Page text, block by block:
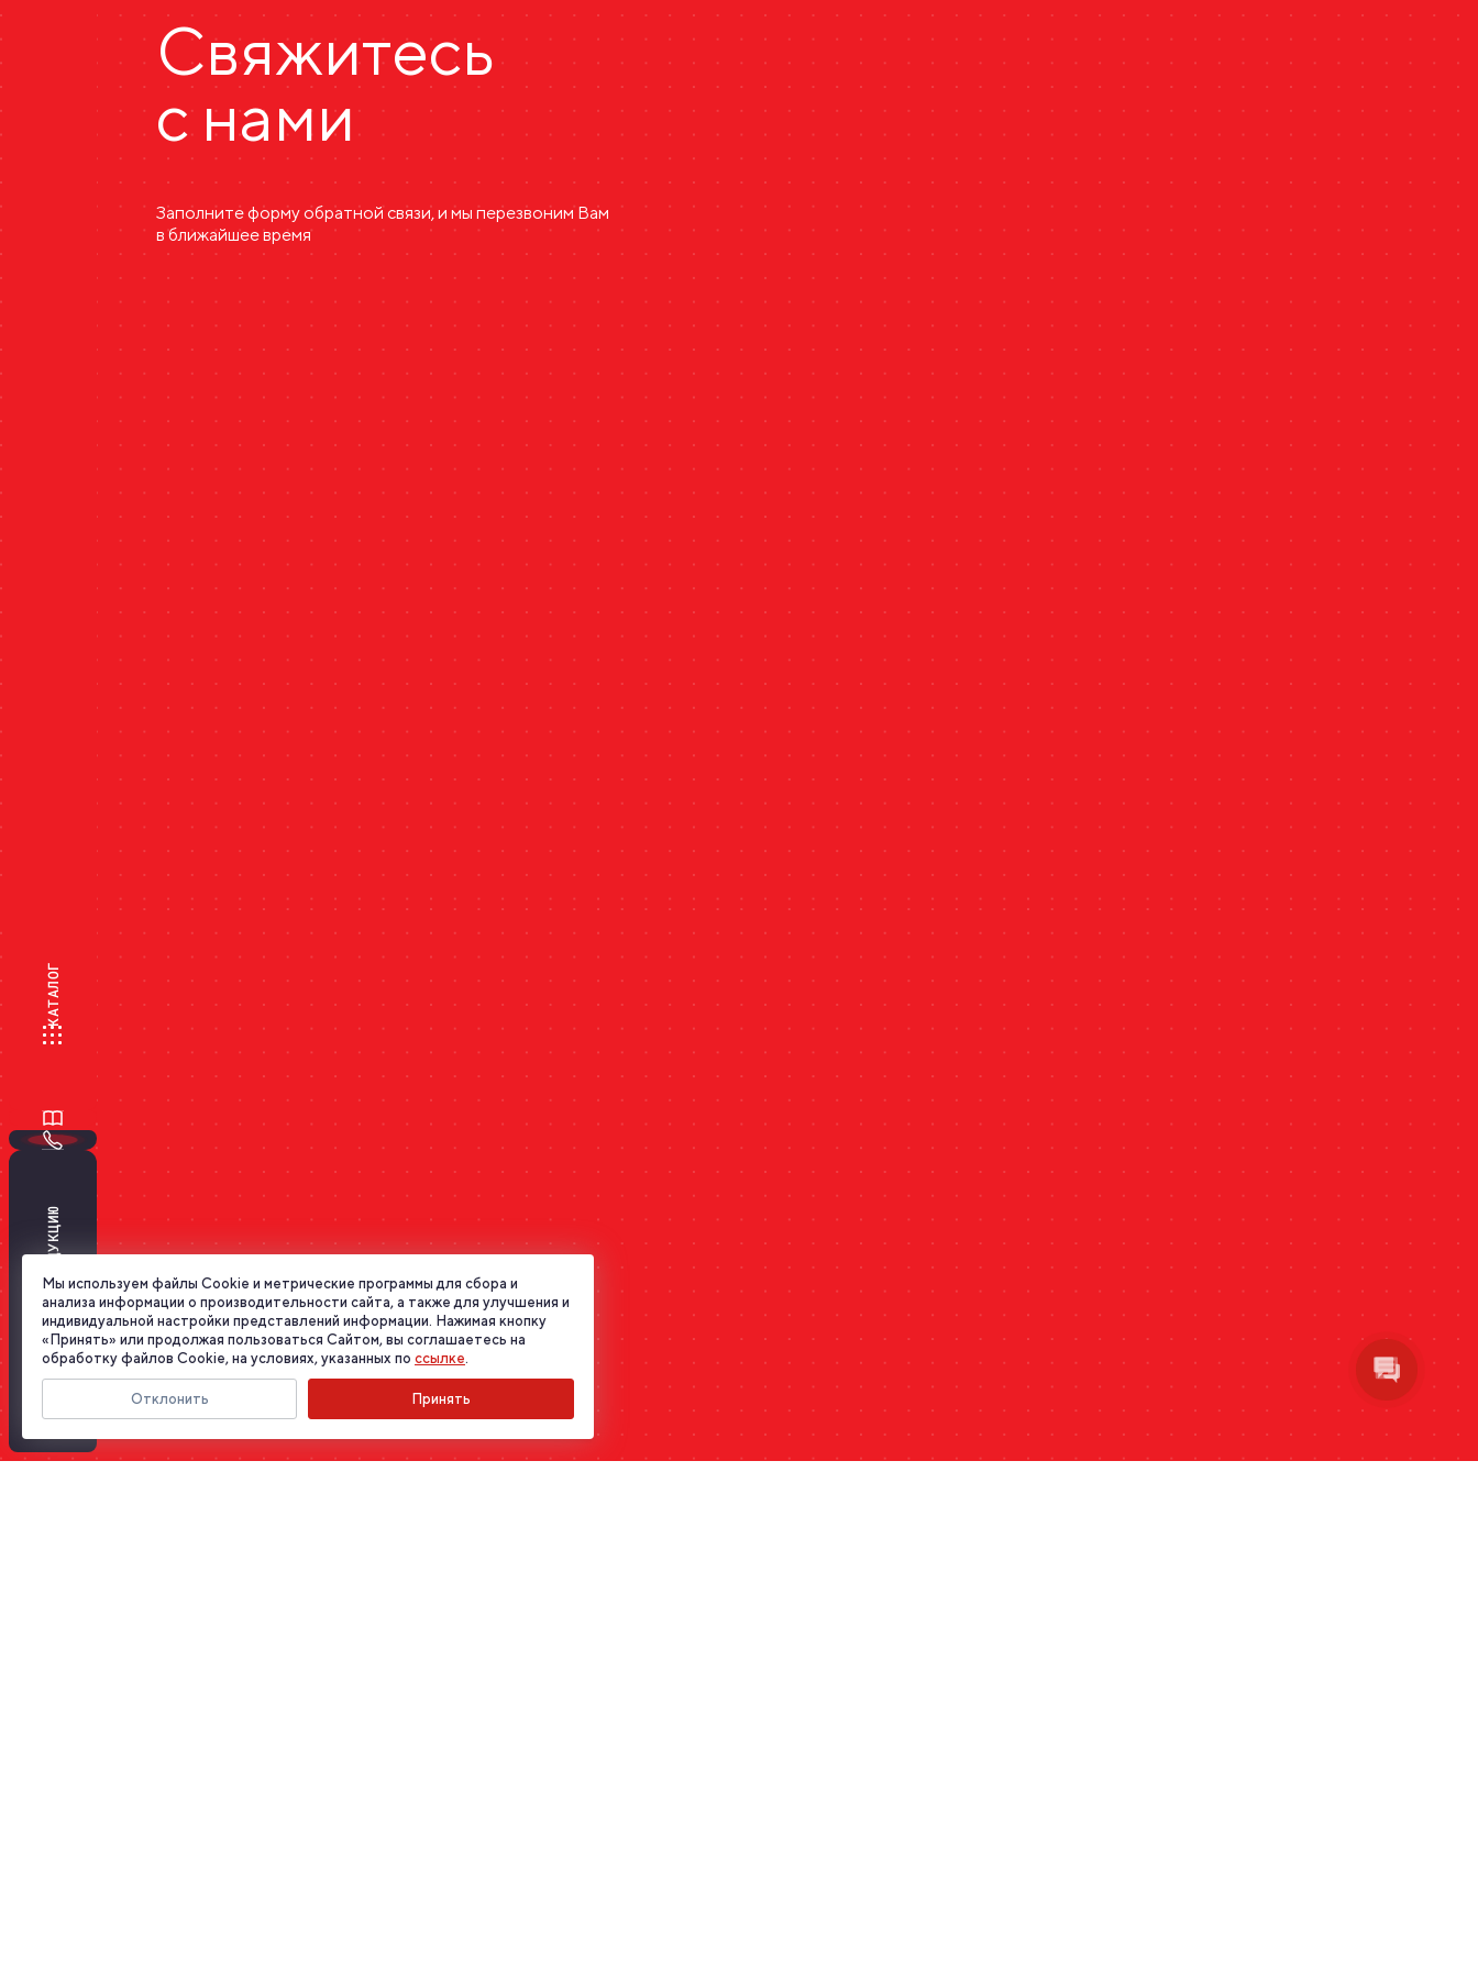
КАТАЛОГ
ПОДОБРАТЬ ПРОДУКЦИЮ
Свяжитесь
с нами
Заполните форму обратной связи, и мы перезвоним Вам
в ближайшее время
Мы используем файлы Cookie и метрические программы для сбора и
анализа информации о производительности сайта, а также для улучшения и
индивидуальной настройки представлений информации. Нажимая кнопку
«Принять» или продолжая пользоваться Сайтом, вы соглашаетесь на
обработку файлов Cookie, на условиях, указанных по ссылке.
Отклонить Принять